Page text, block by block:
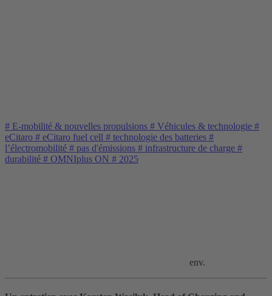
# E-mobilité & nouvelles propulsions # Véhicules & technologie #
eCitaro # eCitaro fuel cell # technologie des batteries #
l’électromobilité # pas d'émissions # infrastructure de charge #
durabilité # OMNIplus ON # 2025
env.